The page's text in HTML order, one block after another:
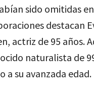
sido omitidas
destacan
actriz de 95 años.
naturalista de
a su avanzada edad.